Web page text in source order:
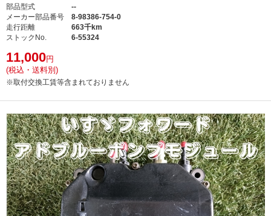
部品型式
--
メーカー部品番号
8-98386-754-0
走行距離
663千km
ストックNo.
6-55324
11,000円
(税込・送料別)
※取付交換工賃等含まれておりません